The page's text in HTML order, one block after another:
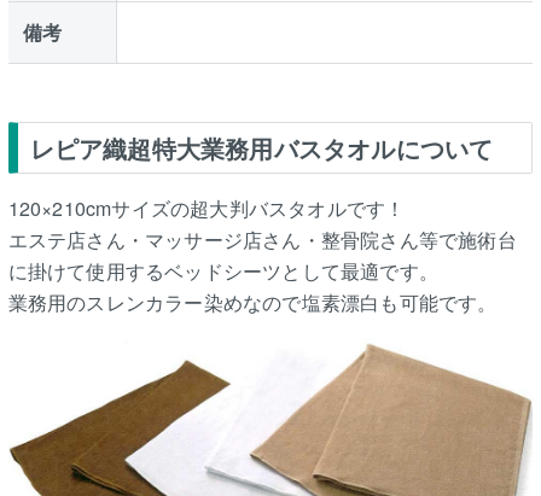
備考
レピア織超特大業務用バスタオルについて
120×210cmサイズの超大判バスタオルです！
エステ店さん・マッサージ店さん・整骨院さん等で施術台
に掛けて使用するベッドシーツとして最適です。
業務用のスレンカラー染めなので塩素漂白も可能です。